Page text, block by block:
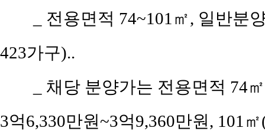
전용면적 74~101㎡, 일반분
423가구)..
채당 분양가는 전용면적 74
3억6,330만원~3억9,360만원, 101